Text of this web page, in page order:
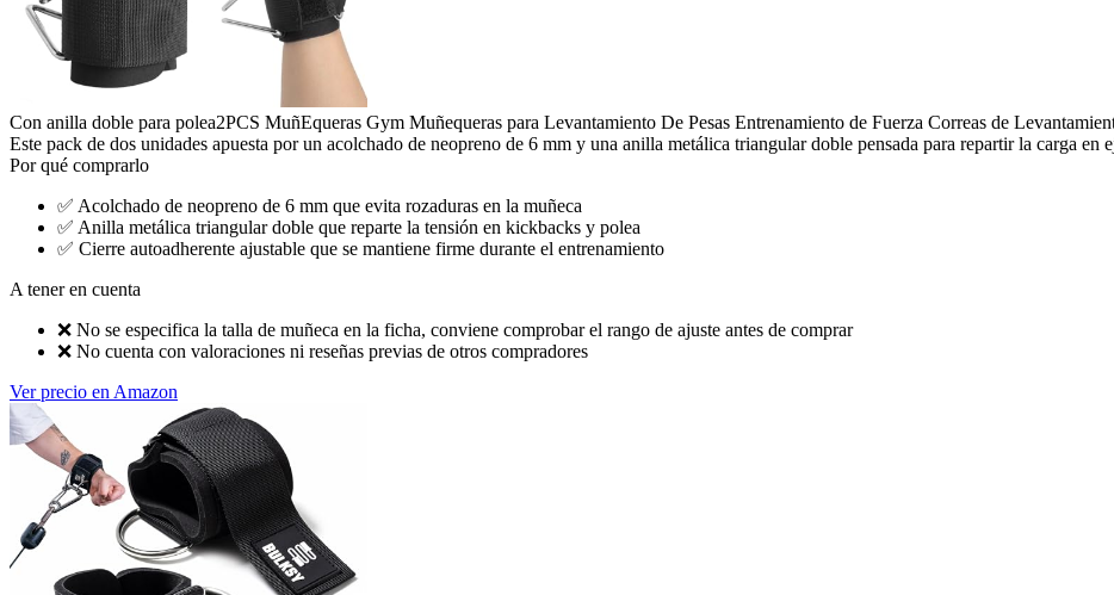
Con anilla doble para polea2PCS MuñEqueras Gym Muñequeras para Levantamiento De Pesas Entrenamiento de Fuerza Correas de
Este pack de dos unidades apuesta por un acolchado de neopreno de 6 mm y una anilla metálica triangular doble pensada para repartir la carga en
Por qué comprarlo
✅ Acolchado de neopreno de 6 mm que evita rozaduras en la muñeca
✅ Anilla metálica triangular doble que reparte la tensión en kickbacks y polea
✅ Cierre autoadherente ajustable que se mantiene firme durante el entrenamiento
A tener en cuenta
❌ No se especifica la talla de muñeca en la ficha, conviene comprobar el rango de ajuste antes de comprar
❌ No cuenta con valoraciones ni reseñas previas de otros compradores
Ver precio en Amazon